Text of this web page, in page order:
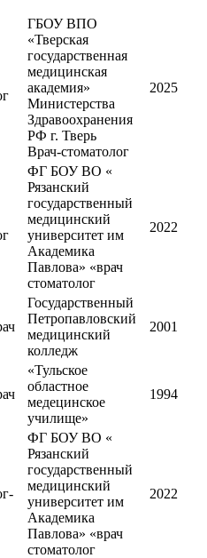
ГБОУ ВПО
«Тверская
государственная
медицинская
академия»
Министерства
Здравоохранения
РФ г. Тверь
Врач-стоматолог
2025
ФГ БОУ ВО «
Рязанский
государственный
медицинский
университет им
Академика
Павлова» «врач
стоматолог
2022
Государственный
Петропавловский
медицинский
колледж
2001
«Тульское
областное
медецинское
училище»
1994
ФГ БОУ ВО «
Рязанский
государственный
медицинский
университет им
Академика
Павлова» «врач
стоматолог
2022